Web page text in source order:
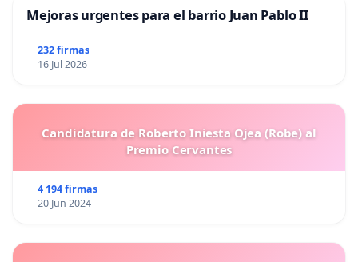
Mejoras urgentes para el barrio Juan Pablo II
232 firmas
16 Jul 2026
Candidatura de Roberto Iniesta Ojea (Robe) al
Premio Cervantes
4 194 firmas
20 Jun 2024